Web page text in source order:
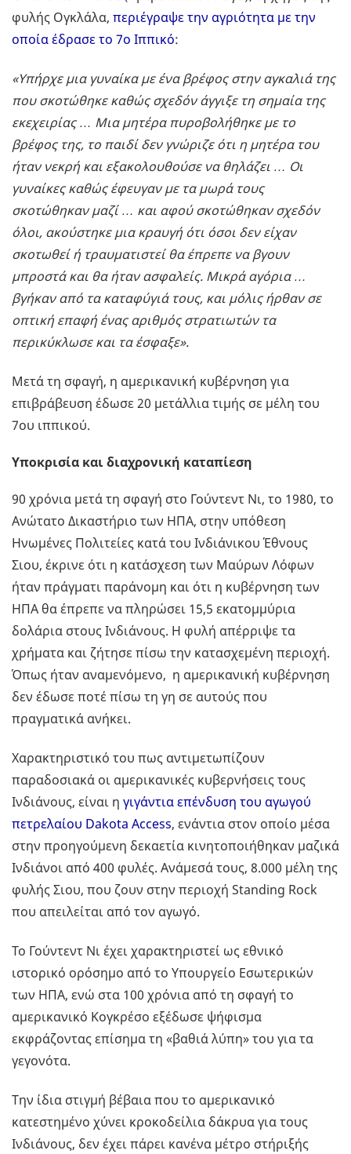
φυλής Ογκλάλα, περιέγραψε την αγριότητα με την
οποία έδρασε το 7ο Ιππικό:
«Υπήρχε μια γυναίκα με ένα βρέφος στην αγκαλιά της
που σκοτώθηκε καθώς σχεδόν άγγιξε τη σημαία της
εκεχειρίας … Μια μητέρα πυροβολήθηκε με το
βρέφος της, το παιδί δεν γνώριζε ότι η μητέρα του
ήταν νεκρή και εξακολουθούσε να θηλάζει … Οι
γυναίκες καθώς έφευγαν με τα μωρά τους
σκοτώθηκαν μαζί … και αφού σκοτώθηκαν σχεδόν
όλοι, ακούστηκε μια κραυγή ότι όσοι δεν είχαν
σκοτωθεί ή τραυματιστεί θα έπρεπε να βγουν
μπροστά και θα ήταν ασφαλείς. Μικρά αγόρια …
βγήκαν από τα καταφύγιά τους, και μόλις ήρθαν σε
οπτική επαφή ένας αριθμός στρατιωτών τα
περικύκλωσε και τα έσφαξε».
Μετά τη σφαγή, η αμερικανική κυβέρνηση για
επιβράβευση έδωσε 20 μετάλλια τιμής σε μέλη του
7ου ιππικού.
Υποκρισία και διαχρονική καταπίεση
90 χρόνια μετά τη σφαγή στο Γούντεντ Νι, το 1980, το
Ανώτατο Δικαστήριο των ΗΠΑ, στην υπόθεση
Ηνωμένες Πολιτείες κατά του Ινδιάνικου Έθνους
Σιου, έκρινε ότι η κατάσχεση των Μαύρων Λόφων
ήταν πράγματι παράνομη και ότι η κυβέρνηση των
ΗΠΑ θα έπρεπε να πληρώσει 15,5 εκατομμύρια
δολάρια στους Ινδιάνους. Η φυλή απέρριψε τα
χρήματα και ζήτησε πίσω την κατασχεμένη περιοχή.
Όπως ήταν αναμενόμενο, η αμερικανική κυβέρνηση
δεν έδωσε ποτέ πίσω τη γη σε αυτούς που
πραγματικά ανήκει.
Χαρακτηριστικό του πως αντιμετωπίζουν
παραδοσιακά οι αμερικανικές κυβερνήσεις τους
Ινδιάνους, είναι η γιγάντια επένδυση του αγωγού
πετρελαίου Dakota Access, ενάντια στον οποίο μέσα
στην προηγούμενη δεκαετία κινητοποιήθηκαν μαζικά
Ινδιάνοι από 400 φυλές. Ανάμεσά τους, 8.000 μέλη της
φυλής Σιου, που ζουν στην περιοχή Standing Rock
που απειλείται από τον αγωγό.
Το Γούντεντ Νι έχει χαρακτηριστεί ως εθνικό
ιστορικό ορόσημο από το Υπουργείο Εσωτερικών
των ΗΠΑ, ενώ στα 100 χρόνια από τη σφαγή το
αμερικανικό Κογκρέσο εξέδωσε ψήφισμα
εκφράζοντας επίσημα τη «βαθιά λύπη» του για τα
γεγονότα.
Την ίδια στιγμή βέβαια που το αμερικανικό
κατεστημένο χύνει κροκοδείλια δάκρυα για τους
Ινδιάνους, δεν έχει πάρει κανένα μέτρο στήριξής